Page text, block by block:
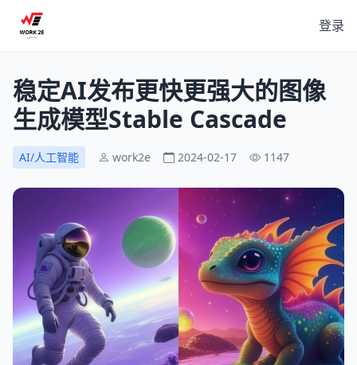
登录
稳定AI发布更快更强大的图像
生成模型Stable Cascade
AI/人工智能 work2e 2024-02-17 1147